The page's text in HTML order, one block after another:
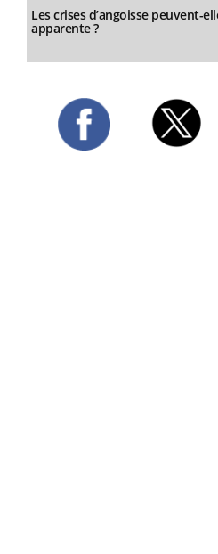
Les crises d’angoisse peuvent-
apparente ?